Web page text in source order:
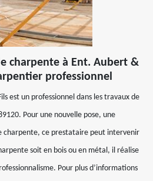
charpente à Ent. Aubert &
professionnel
est un professionnel dans les travaux de
Pour une nouvelle pose, une
ce prestataire peut intervenir
soit en bois ou en métal, il réalise
Pour plus d’informations